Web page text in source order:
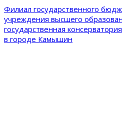
Филиал государственного
учреждения высшего
государственная
в городе Камышин